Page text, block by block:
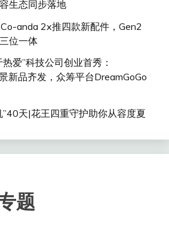
生态同步落地
anda 2x推四款新配件，Gen2
位一体
爱”科技公司创业首秀：
新品齐发，众筹平台DreamGoGo
”40天|花王四重守护助你从容度夏
题